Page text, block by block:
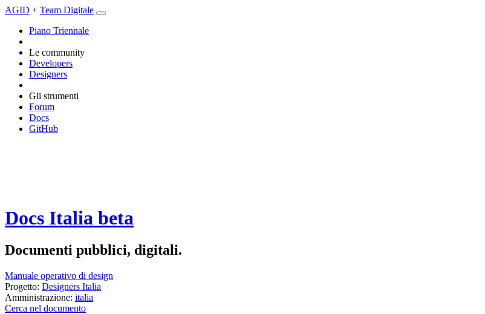
AGID + Team Digitale
Piano Triennale
Le community
Developers
Designers
Gli strumenti
Forum
Docs
GitHub
Docs Italia beta
Documenti pubblici, digitali.
Manuale operativo di design
Progetto: Designers Italia
Amministrazione: italia
Cerca nel documento